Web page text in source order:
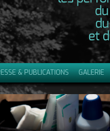
& PUBLICATIONS GALERIE